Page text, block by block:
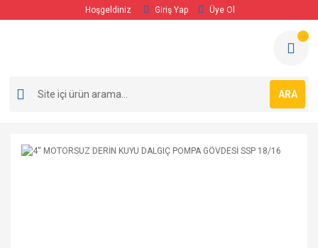
Hoşgeldiniz Giriş Yap Üye Ol
ARA